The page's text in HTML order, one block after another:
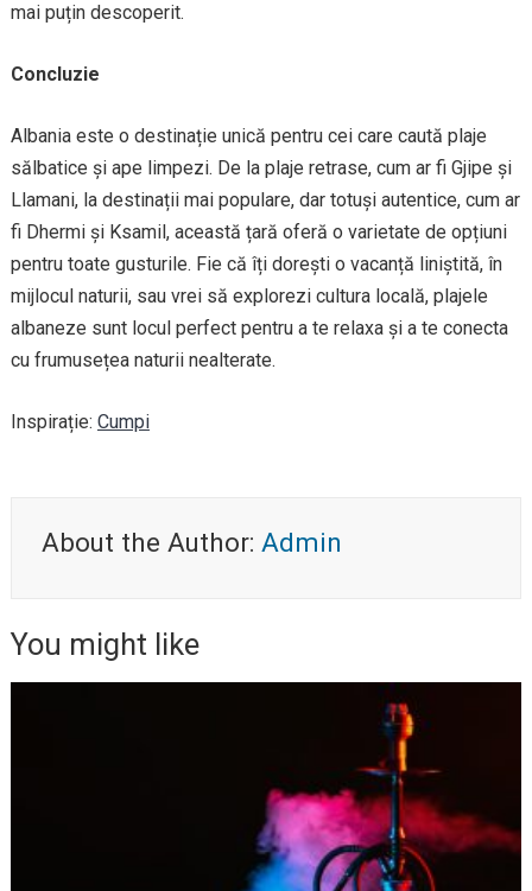
mai puțin descoperit.
Concluzie
Albania este o destinație unică pentru cei care caută plaje
sălbatice și ape limpezi. De la plaje retrase, cum ar fi Gjipe și
Llamani, la destinații mai populare, dar totuși autentice, cum ar
fi Dhermi și Ksamil, această țară oferă o varietate de opțiuni
pentru toate gusturile. Fie că îți dorești o vacanță liniștită, în
mijlocul naturii, sau vrei să explorezi cultura locală, plajele
albaneze sunt locul perfect pentru a te relaxa și a te conecta
cu frumusețea naturii nealterate.
Inspirație: Cumpi
About the Author: Admin
You might like